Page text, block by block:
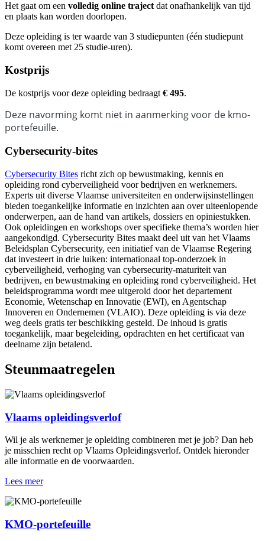
Het gaat om een volledig online traject dat onafhankelijk van tijd
en plaats kan worden doorlopen.
Deze opleiding is ter waarde van 3 studiepunten (één studiepunt
komt overeen met 25 studie-uren).
Kostprijs
De kostprijs voor deze opleiding bedraagt € 495.
Deze navorming komt niet in aanmerking voor de kmo-
portefeuille.
Cybersecurity-bites
Cybersecurity Bites richt zich op bewustmaking, kennis en
opleiding rond cyberveiligheid voor bedrijven en werknemers.
Experts uit diverse Vlaamse universiteiten en onderwijsinstellingen
bieden toegankelijke informatie en inzichten aan over uiteenlopende
onderwerpen, aan de hand van artikels, dossiers en opiniestukken.
Ook opleidingen en workshops over specifieke thema’s worden hier
aangekondigd. Cybersecurity Bites maakt deel uit van het Vlaams
Beleidsplan Cybersecurity, een initiatief van de Vlaamse Regering
dat investeert in drie luiken: internationaal top-onderzoek in
cyberveiligheid, verhoging van cybersecurity-maturiteit van
bedrijven, en bewustmaking en opleiding rond cyberveiligheid. Het
beleidsprogramma wordt mee uitgerold door het departement
Economie, Wetenschap en Innovatie (EWI), en Agentschap
Innoveren en Ondernemen (VLAIO). Deze opleiding is via deze
weg deels gratis ter beschikking gesteld. De inhoud is gratis
toegankelijk, maar begeleiding, opdrachten en het certificaat van
deelname zijn betalend.
Steun­maatregelen
Vlaams opleidings­verlof
Wil je als werknemer je opleiding combineren met je job? Dan heb
je misschien recht op Vlaams Opleidingsverlof. Ontdek hieronder
alle informatie en de voorwaarden.
Lees meer
KMO-portefeuille